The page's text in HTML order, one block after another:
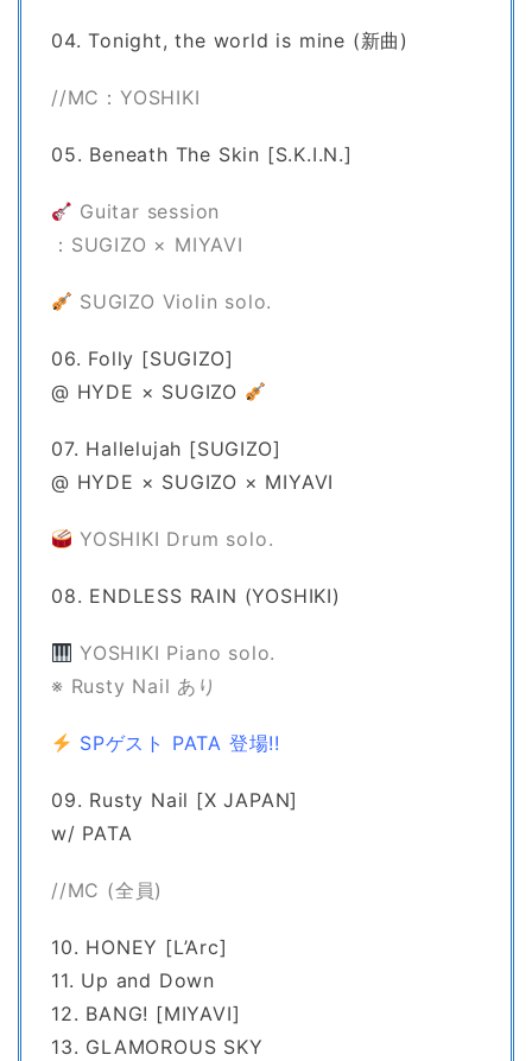
04. Tonight, the world is mine (新曲)
//MC：YOSHIKI
05. Beneath The Skin [S.K.I.N.]
Guitar session
：SUGIZO × MIYAVI
SUGIZO Violin solo.
06. Folly [SUGIZO]
@ HYDE × SUGIZO
07. Hallelujah [SUGIZO]
@ HYDE × SUGIZO × MIYAVI
YOSHIKI Drum solo.
08. ENDLESS RAIN (YOSHIKI)
YOSHIKI Piano solo.
※ Rusty Nail あり
SPゲスト PATA 登場!!
09. Rusty Nail [X JAPAN]
w/ PATA
//MC (全員)
10. HONEY [L’Arc]
11. Up and Down
12. BANG! [MIYAVI]
13. GLAMOROUS SKY